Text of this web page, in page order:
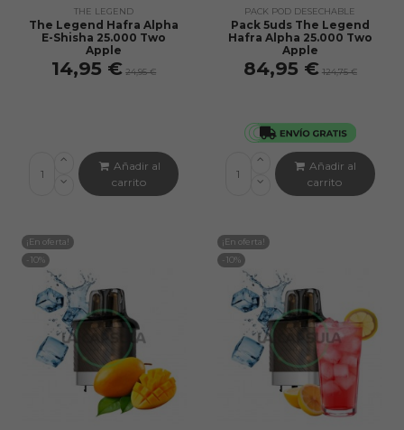
THE LEGEND
The Legend Hafra Alpha
E-Shisha 25.000 Two
Apple
14,95 € 24,95 €
Añadir al
carrito
PACK POD DESECHABLE
Pack 5uds The Legend
Hafra Alpha 25.000 Two
Apple
84,95 € 124,75 €
Añadir al
carrito
¡En oferta!
-10%
¡En oferta!
-10%